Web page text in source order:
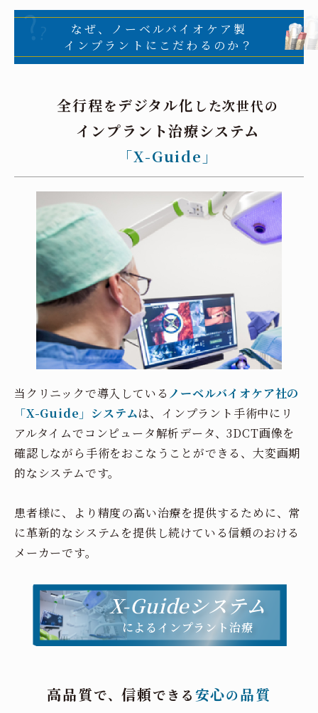
なぜ、ノーベルバイオケア製
インプラントにこだわるのか？
全行程をデジタル化 した次世代の
インプラント治療システム
「X-Guide」
当クリニックで導入している ノーベルバイオケア社の
「X-Guide」システムは、インプラント手術中にリ
アルタイムでコンピュータ解析データ、3DCT画像を
確認しながら手術をおこなうことができる、大変画期
的なシステムです。
患者様に、より精度の高い治療を提供するために、常
に革新的なシステムを提供し続けている信頼のおける
メーカーです。
X-Guideシステム
によるインプラント治療
高品質で、信頼できる安心の品質